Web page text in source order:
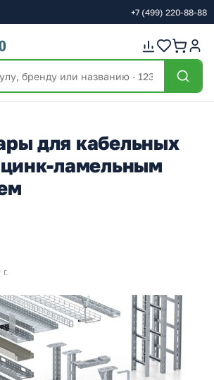
+7 (499) 220-88-88
для кабельных
цинк-ламельным